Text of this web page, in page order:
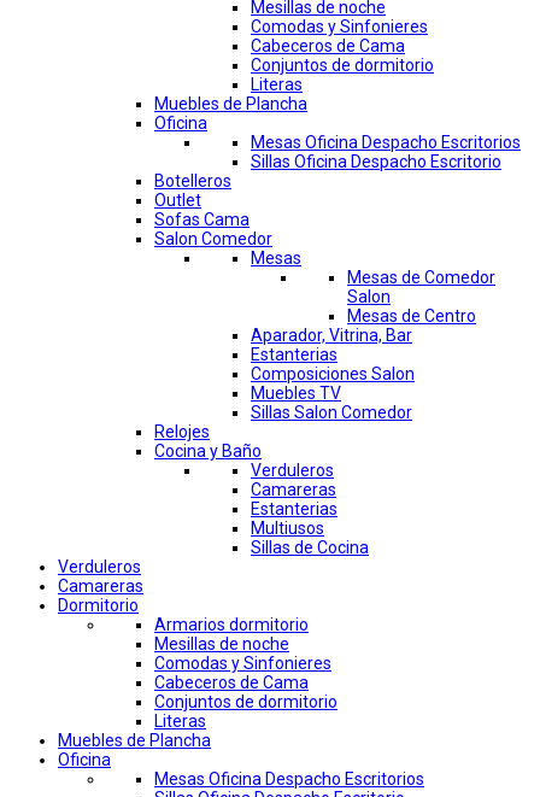
Mesillas de noche
Comodas y Sinfonieres
Cabeceros de Cama
Conjuntos de dormitorio
Literas
Muebles de Plancha
Oficina
Mesas Oficina Despacho Escritorios
Sillas Oficina Despacho Escritorio
Botelleros
Outlet
Sofas Cama
Salon Comedor
Mesas
Mesas de Comedor
Salon
Mesas de Centro
Aparador, Vitrina, Bar
Estanterias
Composiciones Salon
Muebles TV
Sillas Salon Comedor
Relojes
Cocina y Baño
Verduleros
Camareras
Estanterias
Multiusos
Sillas de Cocina
Verduleros
Camareras
Dormitorio
Armarios dormitorio
Mesillas de noche
Comodas y Sinfonieres
Cabeceros de Cama
Conjuntos de dormitorio
Literas
Muebles de Plancha
Oficina
Mesas Oficina Despacho Escritorios